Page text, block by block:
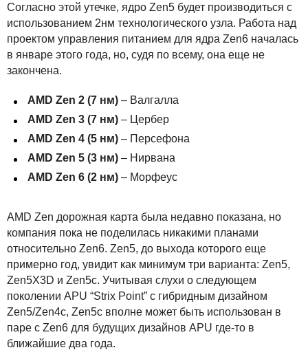
Согласно этой утечке, ядро Zen5 будет производиться с
использованием 2нм технологического узла. Работа над
проектом управления питанием для ядра Zen6 началась
в январе этого года, но, судя по всему, она еще не
закончена.
AMD Zen 2 (7 нм) – Валгалла
AMD Zen 3 (7 нм) – Цербер
AMD Zen 4 (5 нм) – Персефона
AMD Zen 5 (3 нм) – Нирвана
AMD Zen 6 (2 нм) – Морфеус
AMD Zen дорожная карта была недавно показана, но
компания пока не поделилась никакими планами
относительно Zen6. Zen5, до выхода которого еще
примерно год, увидит как минимум три варианта: Zen5,
Zen5X3D и Zen5c. Учитывая слухи о следующем
поколении APU “Strix Point” с гибридным дизайном
Zen5/Zen4c, Zen5c вполне может быть использован в
паре с Zen6 для будущих дизайнов APU где-то в
ближайшие два года.